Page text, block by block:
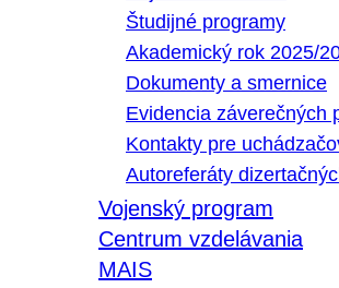
Študijné programy
Akademický rok 2025/
Dokumenty a smernice
Evidencia záverečných
Kontakty pre
Autoreferáty
Vojenský program
Centrum vzdelávania
MAIS